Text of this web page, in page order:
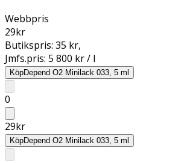
Webbpris
29kr
Butikspris: 35 kr,
Jmfs.pris: 5 800 kr / l
KöpDepend O2 Minilack 033, 5 ml
0
29kr
KöpDepend O2 Minilack 033, 5 ml